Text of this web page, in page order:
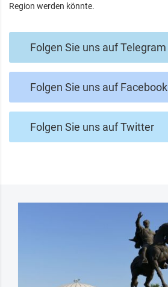
Region werden könnte.
Folgen Sie uns auf Telegram
Folgen Sie uns auf Facebook
Folgen Sie uns auf Twitter